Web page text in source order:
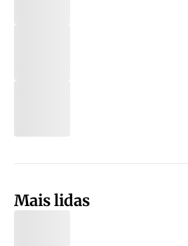
Mais lidas